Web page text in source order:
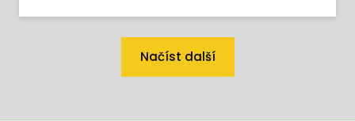
Načíst další